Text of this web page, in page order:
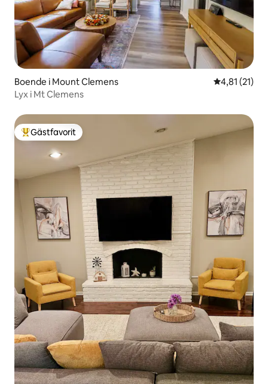
Boende i Mount Clemens 4,81 av 5 i
4,81 (21)
Lyx i Mt Clemens
Populär gästfavorit
Gästfavorit